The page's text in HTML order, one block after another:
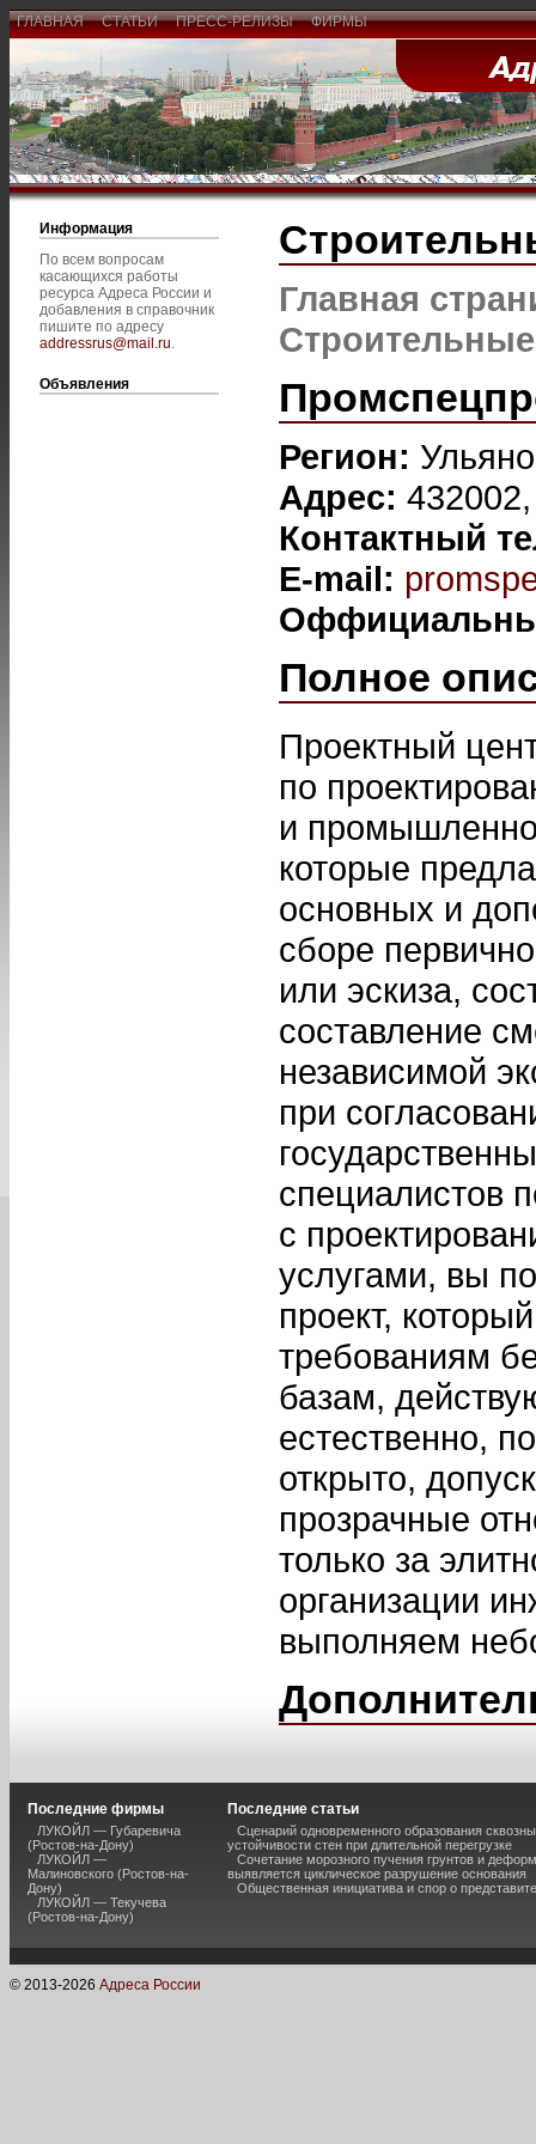
ГЛАВНАЯ СТАТЬИ ПРЕСС-РЕЛИЗЫ ФИРМЫ
Информация
По всем вопросам
касающихся работы
ресурса Адреса России и
добавления в справочник
пишите по адресу
addressrus@mail.ru.
Объявления
Главная
Строительные
Регион:
Адрес:
Контактный
E-mail:
Полное
Проектный
по
и
которые
основных и
сборе
или эскиза,
составление
независимой
при
специалистов
с
услугами, вы
проект,
требованиям
базам,
естественно,
открыто,
прозрачные
только за
организации
выполняем
Последние фирмы
ЛУКОЙЛ — Губаревича
(Ростов-на-Дону)
ЛУКОЙЛ —
Малиновского (Ростов-на-
Дону)
ЛУКОЙЛ — Текучева
(Ростов-на-Дону)
Последние статьи
Сценарий одновременного образования
устойчивости стен при длительной перегрузке
Сочетание морозного пучения грунтов и
выявляется циклическое разрушение основания
Общественная инициатива и спор о
© 2013-2026 Адреса России